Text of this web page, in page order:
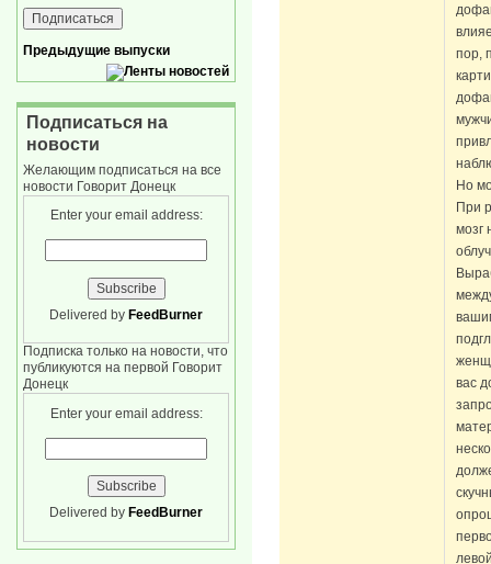
пор,
Но
При
мозг
вас
Предыдущие выпуски
Подписаться на
новости
Желающим подписаться на все
новости Говорит Донецк
Enter your email address:
Delivered by FeedBurner
Подписка только на новости, что
публикуются на первой Говорит
Донецк
Enter your email address:
Delivered by FeedBurner